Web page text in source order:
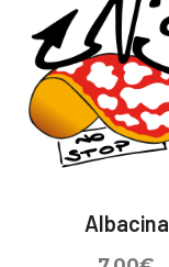
Albacina